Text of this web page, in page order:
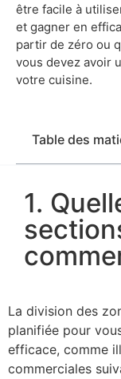
être facile à
et gagner en
partir de zéro ou
vous devez avoir
votre cuisine.
Table des
1.
La division des
planifiée pour
efficace, comme
commerciales